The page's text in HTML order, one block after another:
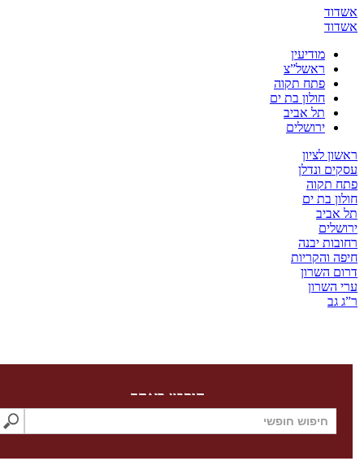
מודיעין
ראשל”צ
פתח תקוה
חולון בת ים
תל אביב
ירושלים
לציון
ונדלן
בת ים
יבנה
חיפוש באתר